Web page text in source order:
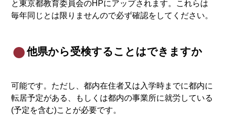
と東京都教育委員会のHPにアップされます。これらは
毎年同じとは限りませんので必ず確認をしてください。
他県から受検することはできますか
可能です。ただし、都内在住者又は入学時までに都内に
転居予定がある、もしくは都内の事業所に就労している
(予定を含む)ことが必要です。